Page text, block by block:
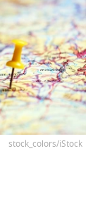
stock_colors/iStock